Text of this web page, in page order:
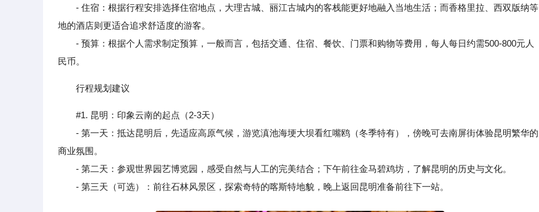
- 住宿：根据行程安排选择住宿地点，大理古城、丽江古城内的客栈能更好地融入当地生活；而香格里拉、西双版纳等
地的酒店则更适合追求舒适度的游客。
- 预算：根据个人需求制定预算，一般而言，包括交通、住宿、餐饮、门票和购物等费用，每人每日约需500-800元人
民币。
行程规划建议
#1. 昆明：印象云南的起点（2-3天）
- 第一天：抵达昆明后，先适应高原气候，游览滇池海埂大坝看红嘴鸥（冬季特有），傍晚可去南屏街体验昆明繁华的
商业氛围。
- 第二天：参观世界园艺博览园，感受自然与人工的完美结合；下午前往金马碧鸡坊，了解昆明的历史与文化。
- 第三天（可选）：前往石林风景区，探索奇特的喀斯特地貌，晚上返回昆明准备前往下一站。